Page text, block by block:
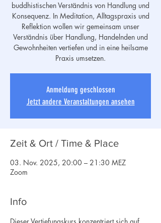
buddhistischen Verständnis von Handlung und
Konsequenz. In Meditation, Alltagspraxis und
Reflektion wollen wir gemeinsam unser
Verständnis über Handlung, Handelnden und
Gewohnheiten vertiefen und in eine heilsame
Praxis umsetzen.
Anmeldung geschlossen
Jetzt andere Veranstaltungen ansehen
Zeit & Ort / Time & Place
03. Nov. 2025, 20:00 – 21:30 MEZ
Zoom
Info